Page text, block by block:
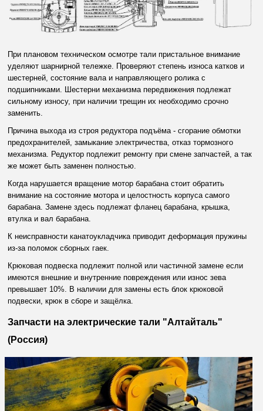
При плановом техническом осмотре тали пристальное внимание
уделяют шарнирной тележке. Проверяют степень износа катков и
шестерней, состояние вала и направляющего ролика с
подшипниками. Шестерни механизма передвижения подлежат
сильному износу, при наличии трещин их необходимо срочно
заменить.
Причина выхода из строя редуктора подъёма - сгорание обмотки
предохранителей, замыкание электричества, отказ тормозного
механизма. Редуктор подлежит ремонту при смене запчастей, а так
же может быть заменен полностью.
Когда нарушается вращение мотор барабана стоит обратить
внимание на состояние мотора и целостность корпуса самого
барабана. Замене здесь подлежат фланец барабана, крышка,
втулка и вал барабана.
К неисправности канатоукладчика приводит деформация пружины
из-за поломок сборных гаек.
Крюковая подвеска подлежит полной или частичной замене если
имеются внешние и внутренние повреждения или износ зева
превышает 10%. В наличии для замены есть блок крюковой
подвески, крюк в сборе и защёлка.
Запчасти на электрические тали "Алтайталь"
(Россия)